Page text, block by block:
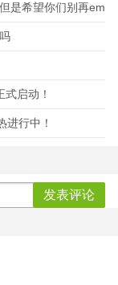
是希望你们别再em
启动！
进行中！